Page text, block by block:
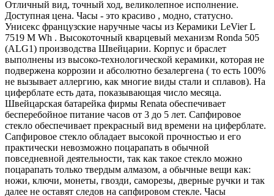
Отличный вид, точный ход, великолепное исполнение.
Доступная цена. Часы - это красиво , модно, статусно.
Унисекс французские наручные часы из Керамики LeVier L
7519 M Wh . Высокоточный кварцевый механизм Ronda 505
(ALG1) производства Швейцарии. Корпус и браслет
выполнены из высоко-технологической керамики, которая не
подвержена коррозии и абсолютно безалергена ( то есть 100%
не вызывает аллергию, как многие виды стали и сплавов). На
циферблате есть дата, показывающая число месяца.
Швейцарская батарейка фирмы Renata обеспечивает
бесперебойное питание часов от 3 до 5 лет. Сапфировое
стекло обеспечивает прекрасный вид времени на циферблате.
Сапфировое стекло обладает высокой прочностью и его
практически невозможно поцарапать в обычной
повседневной деятельности, так как такое стекло можно
поцарапать только твердым алмазом, а обычные вещи как:
ножи, ключи, монеты, гвозди, саморезы, дверные ручки и так
далее не оставят следов на сапфировом стекле. Часы